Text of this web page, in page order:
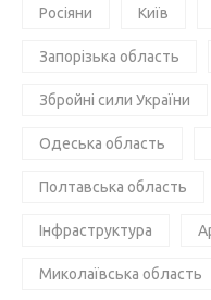
Росіяни Київ
Запорізька область
Збройні сили України
Одеська область
Полтавська область
Інфраструктура
Миколаївська область